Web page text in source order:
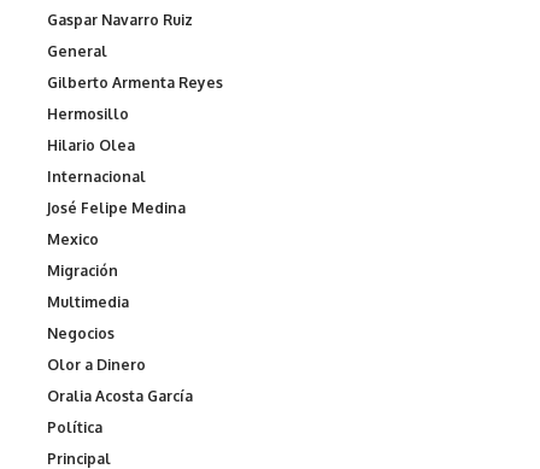
Gaspar Navarro Ruiz
General
Gilberto Armenta Reyes
Hermosillo
Hilario Olea
Internacional
José Felipe Medina
Mexico
Migración
Multimedia
Negocios
Olor a Dinero
Oralia Acosta García
Política
Principal